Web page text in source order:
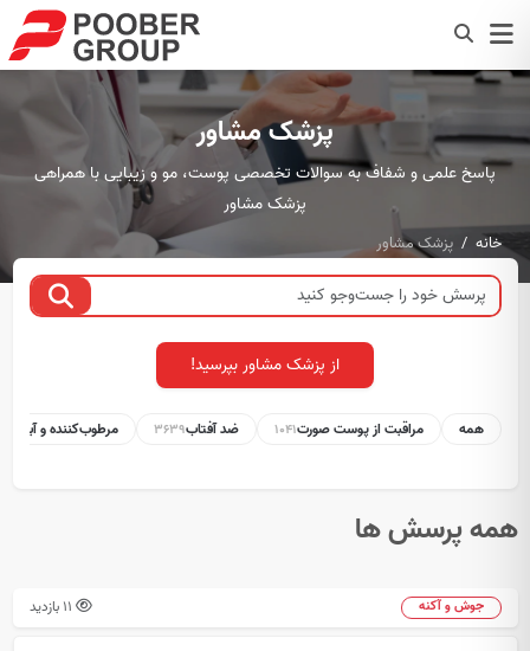
پزشک مشاور
پاسخ علمی و شفاف به سوالات تخصصی پوست، مو و زیبایی با همراهی
پزشک مشاور
خانه پزشک مشاور
از پزشک مشاور بپرسید!
همه مراقبت از پوست صورت1041 ضد آفتاب3639 مرطوب‌کننده و آبرسان
همه پرسش ها
جوش و آکنه